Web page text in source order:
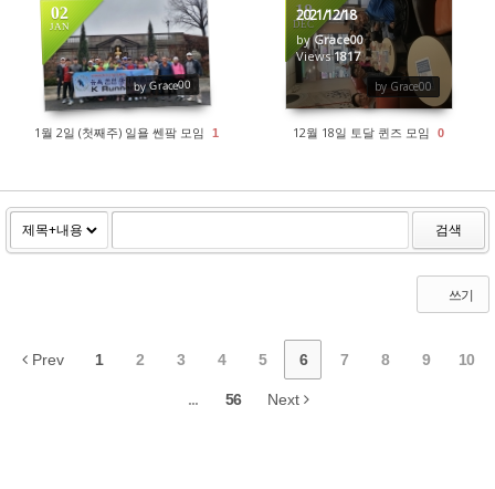
02
JAN
by Grace00
1983
1월 2일 (첫째주) 일욜 쎈팤 모임 1
18
DEC
by Grace00
2021/12/18
byGrace00
Views1817
12월 18일 토달 퀸즈 모임 0
검색
쓰기
Prev 1 2 3 4 5 6 7 8 9 10
... 56 Next